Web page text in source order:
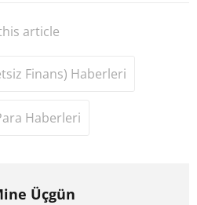
article
Finans) Haberleri
Haberleri
Üçgün